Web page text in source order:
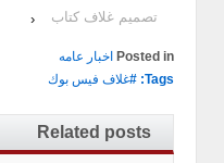
‹ تصميم غلاف كتاب
Posted in اخبار عامه
Tags: #
غلاف فيس بوك
Related posts